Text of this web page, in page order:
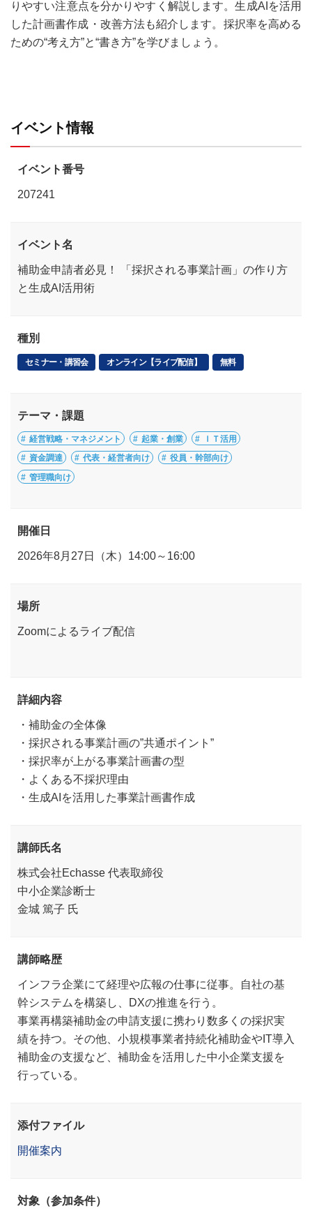
りやすい注意点を分かりやすく解説します。生成AIを活用
した計画書作成・改善方法も紹介します。採択率を高める
ための“考え方”と“書き方”を学びましょう。
イベント情報
イベント番号
207241
イベント名
補助金申請者必見！ 「採択される事業計画」の作り方
と生成AI活用術
種別
セミナー・講習会 オンライン【ライブ配信】 無料
テーマ・課題
経営戦略・マネジメント 起業・創業 ＩＴ活用
資金調達 代表・経営者向け 役員・幹部向け
管理職向け
開催日
2026年8月27日（木）14:00～16:00
場所
Zoomによるライブ配信
詳細内容
・補助金の全体像
・採択される事業計画の”共通ポイント”
・採択率が上がる事業計画書の型
・よくある不採択理由
・生成AIを活用した事業計画書作成
講師氏名
株式会社Echasse 代表取締役
中小企業診断士
金城 篤子 氏
講師略歴
インフラ企業にて経理や広報の仕事に従事。自社の基
幹システムを構築し、DXの推進を行う。
事業再構築補助金の申請支援に携わり数多くの採択実
績を持つ。その他、小規模事業者持続化補助金やIT導入
補助金の支援など、補助金を活用した中小企業支援を
行っている。
添付ファイル
開催案内
対象（参加条件）